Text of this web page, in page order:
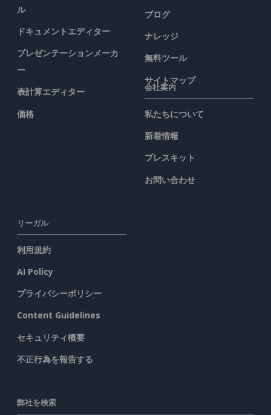
ル
ドキュメントエディター
プレゼンテーションメーカ
ー
表計算エディター
価格
ブログ
ナレッジ
無料ツール
サイトマップ
会社案内
私たちについて
新着情報
プレスキット
お問い合わせ
リーガル
利用規約
AI Policy
プライバシーポリシー
Content Guidelines
セキュリティ概要
不正行為を報告する
弊社を検索